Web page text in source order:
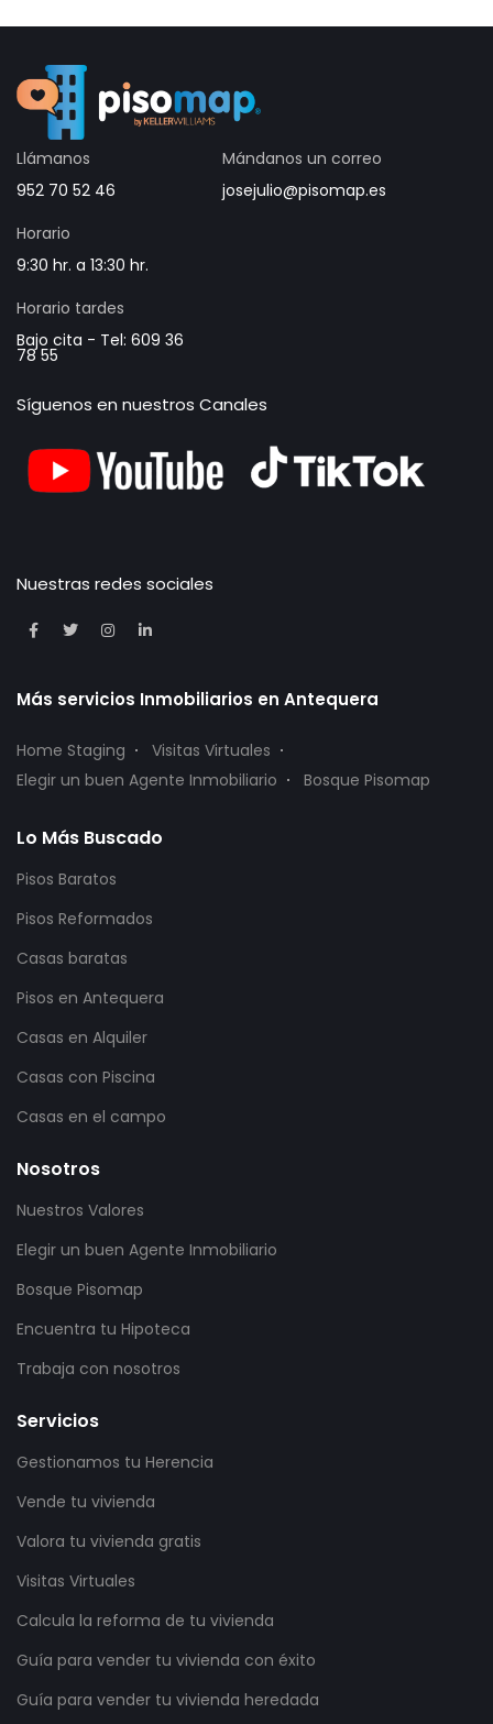
Llámanos
952 70 52 46
Mándanos un correo
josejulio@pisomap.es
Horario
9:30 hr. a 13:30 hr.
Horario tardes
Bajo cita - Tel: 609 36
78 55
Síguenos en nuestros Canales
Nuestras redes sociales
Más servicios Inmobiliarios en Antequera
Home Staging
Visitas Virtuales
Elegir un buen Agente Inmobiliario
Bosque Pisomap
Lo Más Buscado
Pisos Baratos
Pisos Reformados
Casas baratas
Pisos en Antequera
Casas en Alquiler
Casas con Piscina
Casas en el campo
Nosotros
Nuestros Valores
Elegir un buen Agente Inmobiliario
Bosque Pisomap
Encuentra tu Hipoteca
Trabaja con nosotros
Servicios
Gestionamos tu Herencia
Vende tu vivienda
Valora tu vivienda gratis
Visitas Virtuales
Calcula la reforma de tu vivienda
Guía para vender tu vivienda con éxito
Guía para vender tu vivienda heredada